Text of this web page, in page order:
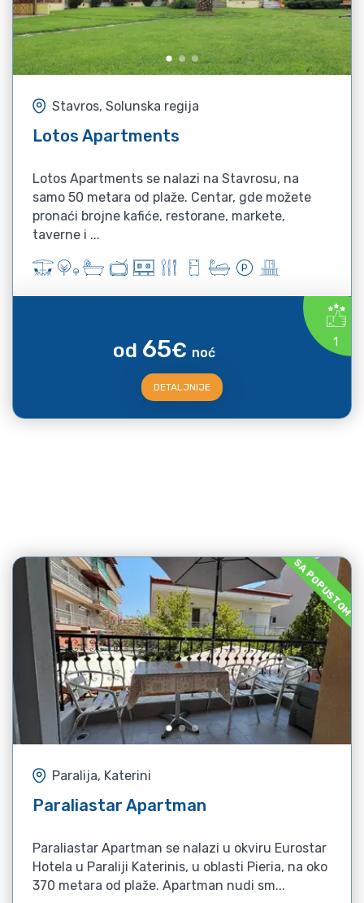
Stavros, Solunska regija
Lotos Apartments
Lotos Apartments se nalazi na Stavrosu, na
samo 50 metara od plaže. Centar, gde možete
pronaći brojne kafiće, restorane, markete,
taverne i ...
1
od 65€ noć
DETALJNIJE
SA POPUSTOM
Paralija, Katerini
Paraliastar Apartman
Paraliastar Apartman se nalazi u okviru Eurostar
Hotela u Paraliji Katerinis, u oblasti Pieria, na oko
370 metara od plaže. Apartman nudi sm...